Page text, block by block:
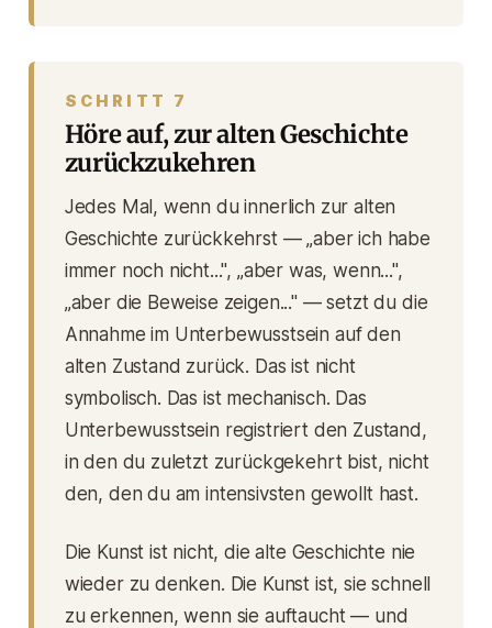
SCHRITT 7
Höre auf, zur alten Geschichte
zurückzukehren
Jedes Mal, wenn du innerlich zur alten
Geschichte zurückkehrst — „aber ich habe
immer noch nicht...", „aber was, wenn...",
„aber die Beweise zeigen..." — setzt du die
Annahme im Unterbewusstsein auf den
alten Zustand zurück. Das ist nicht
symbolisch. Das ist mechanisch. Das
Unterbewusstsein registriert den Zustand,
in den du zuletzt zurückgekehrt bist, nicht
den, den du am intensivsten gewollt hast.
Die Kunst ist nicht, die alte Geschichte nie
wieder zu denken. Die Kunst ist, sie schnell
zu erkennen, wenn sie auftaucht — und